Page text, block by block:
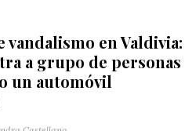
en Valdivia:
a grupo de personas
un automóvil